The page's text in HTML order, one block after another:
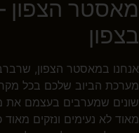
מאסטר הצפון
בצפון
אנחנו במאסטר הצפון,
מערכת הביוב שלכם בכל
שונים שמערבים בעצמם את
מאוד לא נעימים ונזקים